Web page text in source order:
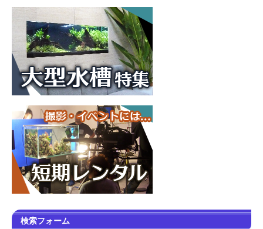
検索フォーム